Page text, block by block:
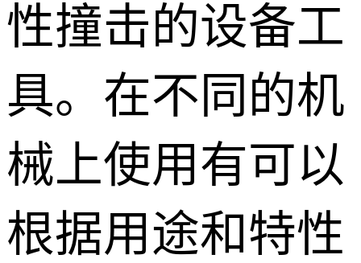
性撞击的设备工
具。在不同的机
械上使用有可以
根据用途和特性